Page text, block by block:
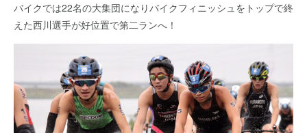
バイクでは22名の大集団になりバイクフィニッシュをトップで終
えた西川選手が好位置で第二ランへ！